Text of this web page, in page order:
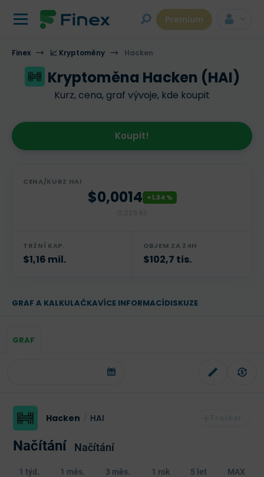
Premium
Finex 📈 Kryptoměny Hacken
Kryptoměna Hacken (HAI)
Kurz, cena, graf vývoje, kde koupit
Koupit!
CENA/KURZ HAI
$0,0014 +1,34 %
TRŽNÍ KAP.
$1,16 mil.
OBJEM ZA 24H
$102,7 tis.
GRAF A KALKULAČKAVÍCE INFORMACÍDISKUZE
GRAF
Hacken HAI
Načítání Načítání
1 týd. 1 měs. 3 měs. 1 rok 5 let MAX